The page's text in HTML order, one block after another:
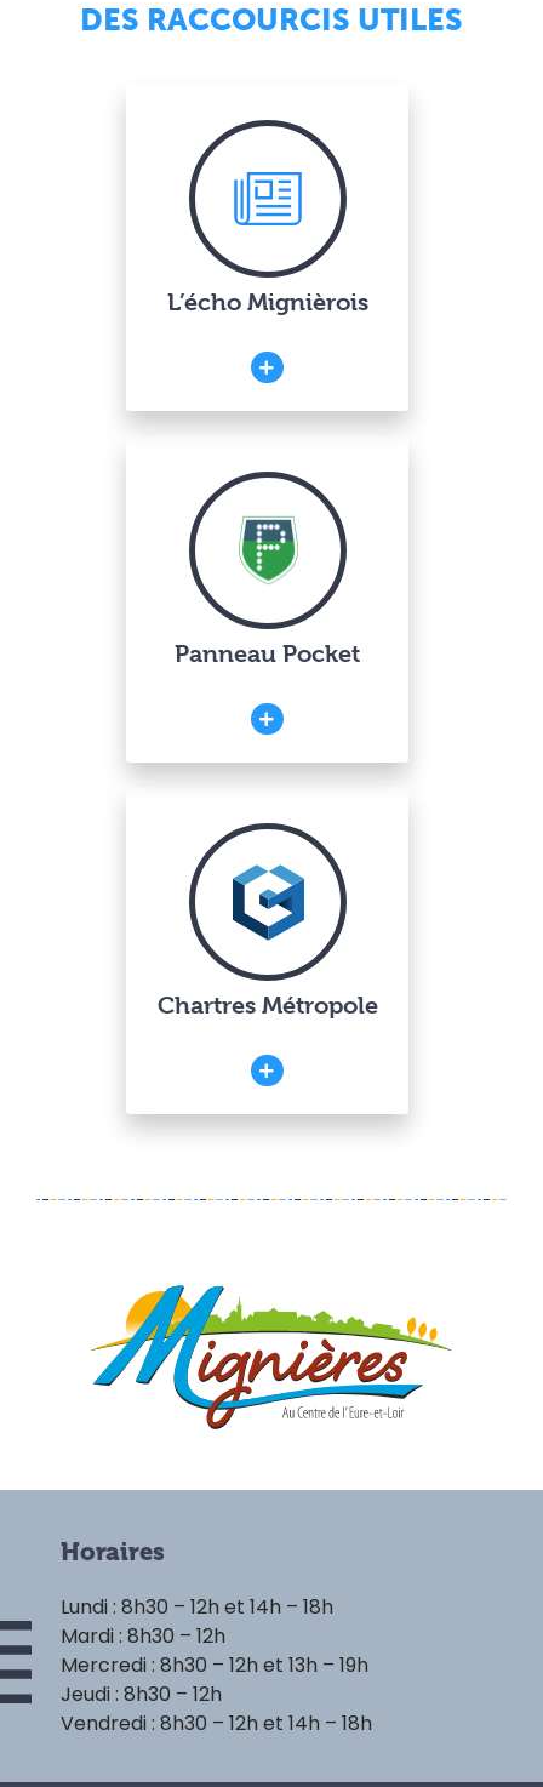
DES RACCOURCIS UTILES
L’écho Mignièrois
Panneau Pocket
Chartres Métropole
Horaires
Lundi : 8h30 – 12h et 14h – 18h
Mardi : 8h30 – 12h
Mercredi : 8h30 – 12h et 13h – 19h
Jeudi : 8h30 – 12h
Vendredi : 8h30 – 12h et 14h – 18h